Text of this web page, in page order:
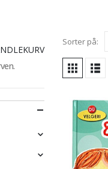
Sorter på: